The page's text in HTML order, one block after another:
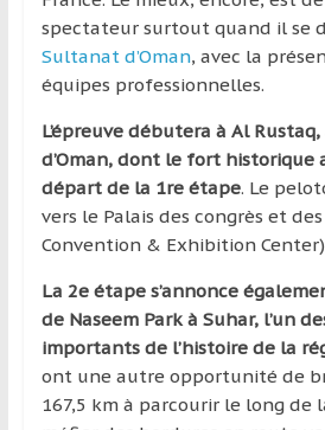
d’une
région
spectateur surtout quand il se
Sultanat d’Oman, avec la
équipes professionnelles.
L’épreuve débutera à Al
d’Oman, dont le fort historique
départ de la 1re étape. Le
vers le Palais des congrès et
Convention & Exhibition
La 2e étape s’annonce
de Naseem Park à Suhar, l’un
importants de l’histoire de la
ont une autre opportunité de
167,5 km à parcourir le long de